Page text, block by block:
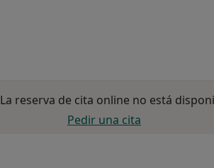
La reserva de cita online no está
Pedir una cita